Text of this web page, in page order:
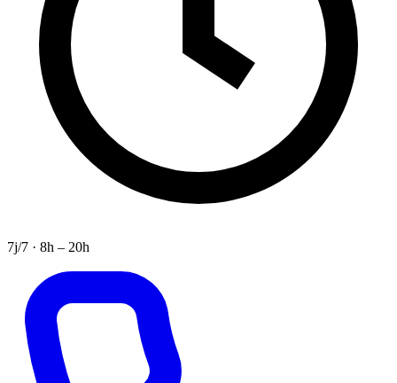
7j/7 · 8h – 20h